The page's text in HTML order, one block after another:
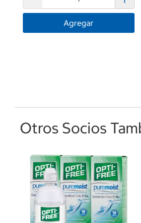
Agregar
Otros Socios